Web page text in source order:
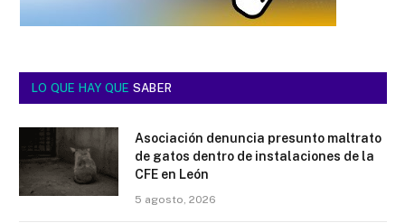
LO QUE HAY QUE SABER
Asociación denuncia presunto maltrato
de gatos dentro de instalaciones de la
CFE en León
5 agosto, 2026